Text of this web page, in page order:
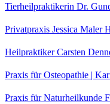
Tierheilpraktikerin Dr.
Privatpraxis Jessica Maler
Heilpraktiker Carsten
Praxis für Osteopathie |
Praxis für Naturheilkunde